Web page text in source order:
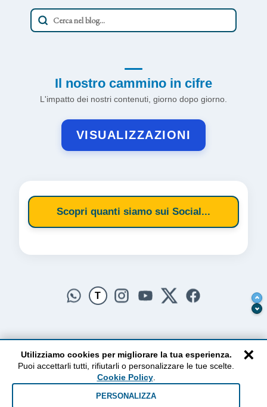
Il nostro cammino in cifre
L'impatto dei nostri contenuti, giorno dopo giorno.
VISUALIZZAZIONI
Scopri quanti siamo sui Social...
T
AlzogliOcchiversoilCielo
Dal 2010 ad oggi • Testi e pensieri tra terra e cielo
×
Utilizziamo cookies per migliorare la tua esperienza.
Puoi accettarli tutti, rifiutarli o personalizzare le tue scelte.
Cookie Policy.
PERSONALIZZA